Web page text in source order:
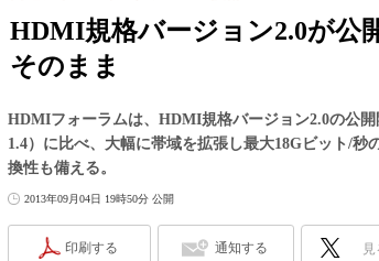
大山聡の業界スコープ
学漂流記
世界を「数字」で回して
この10年で起こったこと
で起こること
HDMI規格バージョン2.0が
そのまま
HDMIフォーラムは、HDMI規格バージョン2.0の公
1.4）に比べ、大幅に帯域を拡張し最大18Gビット/
換性も備える。
2013年09月04日 19時50分 公開
印刷する 通知する 見